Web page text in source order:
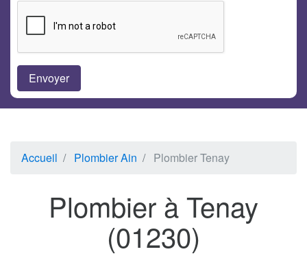
Accueil Plombier Ain Plombier Tenay
Plombier à Tenay
(01230)